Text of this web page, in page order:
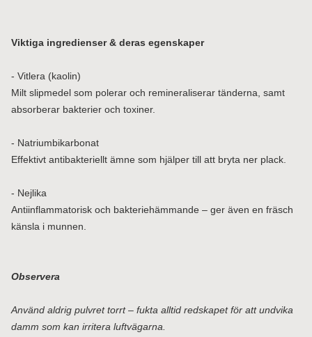
Viktiga ingredienser & deras egenskaper
- Vitlera (kaolin)
Milt slipmedel som polerar och remineraliserar tänderna, samt
absorberar bakterier och toxiner.
- Natriumbikarbonat
Effektivt antibakteriellt ämne som hjälper till att bryta ner plack.
- Nejlika
Antiinflammatorisk och bakteriehämmande – ger även en fräsch
känsla i munnen.
Observera
Använd aldrig pulvret torrt – fukta alltid redskapet för att undvika
damm som kan irritera luftvägarna.